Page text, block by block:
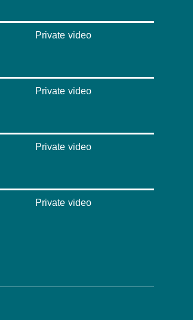
Private video
Private video
Private video
Private video